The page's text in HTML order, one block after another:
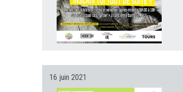
16 juin 2021